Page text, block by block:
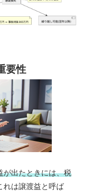
要性
が出たときには、税
れは譲渡益と呼ば